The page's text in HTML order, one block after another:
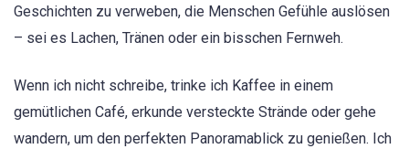
Geschichten zu verweben, die Menschen Gefühle auslösen
– sei es Lachen, Tränen oder ein bisschen Fernweh.
Wenn ich nicht schreibe, trinke ich Kaffee in einem
gemütlichen Café, erkunde versteckte Strände oder gehe
wandern, um den perfekten Panoramablick zu genießen. Ich